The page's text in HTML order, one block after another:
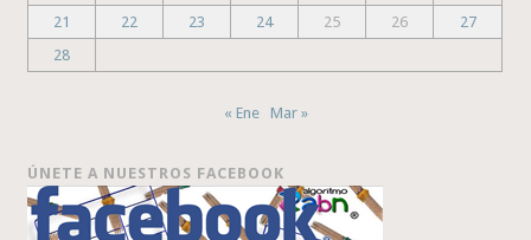
21
22 23 24 25 26
27
28
« Ene Mar »
ÚNETE A NUESTROS FACEBOOK